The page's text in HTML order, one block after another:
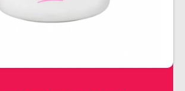
AMOLECEDOR DE CUTICULAS